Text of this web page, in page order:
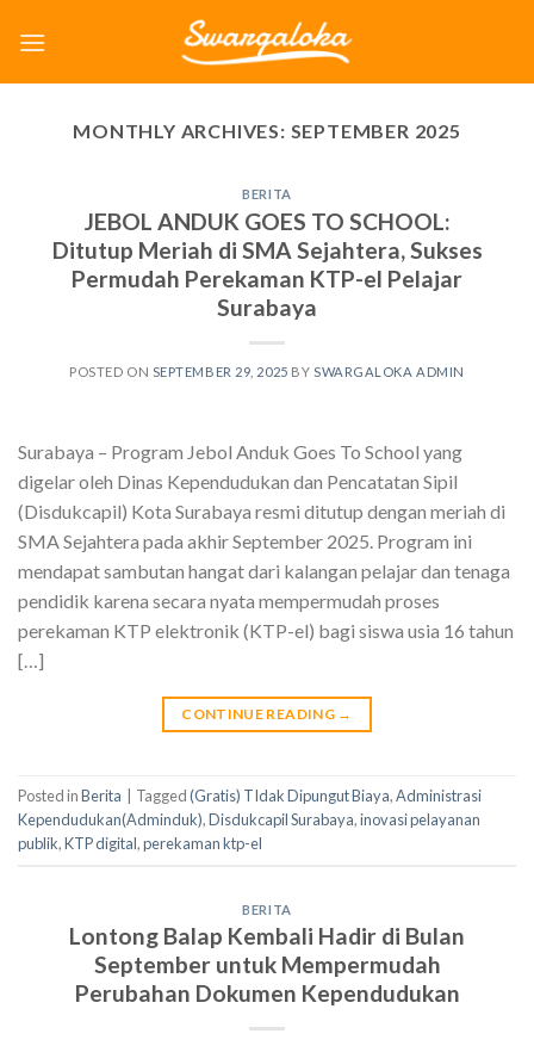
MONTHLY ARCHIVES: SEPTEMBER 2025
BERITA
JEBOL ANDUK GOES TO SCHOOL:
Ditutup Meriah di SMA Sejahtera, Sukses
Permudah Perekaman KTP-el Pelajar
Surabaya
POSTED ON SEPTEMBER 29, 2025 BY SWARGALOKA ADMIN
Surabaya – Program Jebol Anduk Goes To School yang
digelar oleh Dinas Kependudukan dan Pencatatan Sipil
(Disdukcapil) Kota Surabaya resmi ditutup dengan meriah di
SMA Sejahtera pada akhir September 2025. Program ini
mendapat sambutan hangat dari kalangan pelajar dan tenaga
pendidik karena secara nyata mempermudah proses
perekaman KTP elektronik (KTP-el) bagi siswa usia 16 tahun
[…]
CONTINUE READING →
Posted inBerita Tagged(Gratis) TIdak Dipungut Biaya,Administrasi
Kependudukan(Adminduk),Disdukcapil Surabaya,inovasi pelayanan
publik,KTP digital,perekaman ktp-el
BERITA
Lontong Balap Kembali Hadir di Bulan
September untuk Mempermudah
Perubahan Dokumen Kependudukan